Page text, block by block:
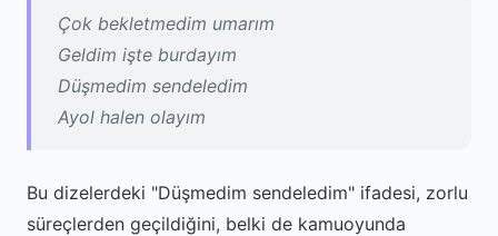
Çok bekletmedim umarım
Geldim işte burdayım
Düşmedim sendeledim
Ayol halen olayım
Bu dizelerdeki "Düşmedim sendeledim" ifadesi, zorlu
süreçlerden geçildiğini, belki de kamuoyunda